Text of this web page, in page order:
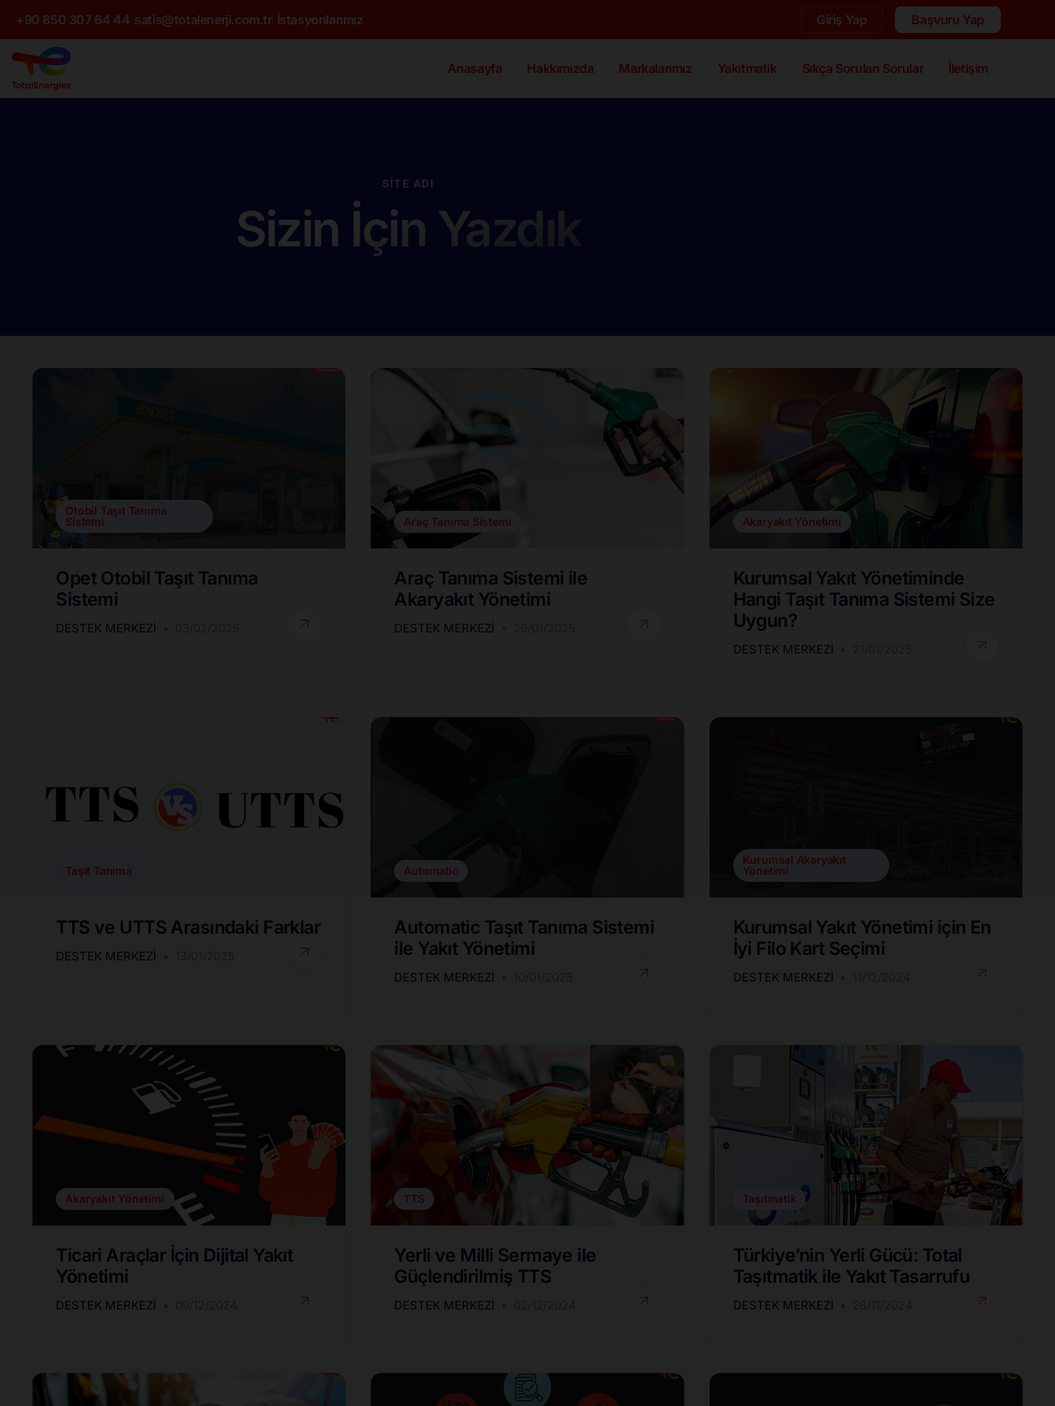
+90 850 307 64 44 satis@totalenerji.com.tr İstasyonlarımız Giriş Yap Başvuru Yap
Anasayfa Hakkımızda Markalarımız Yakıtmatik Sıkça Sorulan Sorular İletişim
SITE ADI
Sizin İçin Yazdık
Otobil Taşıt Tanıma
Sistemi
Opet Otobil Taşıt Tanıma
Sistemi
DESTEK MERKEZI
Araç Tanıma Sistemi
Araç Tanıma Sistemi ile
Akaryakıt Yönetimi
DESTEK MERKEZI
Akaryakıt Yönetimi
Kurumsal Yakıt Yönetiminde
Hangi Taşıt Tanıma Sistemi Size
Uygun?
DESTEK MERKEZI
Taşıt Tanıma
TTS ve UTTS Arasındaki Farklar
DESTEK MERKEZI
Automatic
Automatic Taşıt Tanıma Sistemi
ile Yakıt Yönetimi
DESTEK MERKEZI
Kurumsal Akaryakıt
Yönetimi
Kurumsal Yakıt Yönetimi için En
İyi Filo Kart Seçimi
DESTEK MERKEZI
Akaryakıt Yönetimi
Ticari Araçlar İçin Dijital Yakıt
Yönetimi
DESTEK MERKEZI
TTS
Yerli ve Milli Sermaye ile
Güçlendirilmiş TTS
DESTEK MERKEZI
Taşıtmatik
Türkiye’nin Yerli Gücü: Total
Taşıtmatik ile Yakıt Tasarrufu
DESTEK MERKEZI